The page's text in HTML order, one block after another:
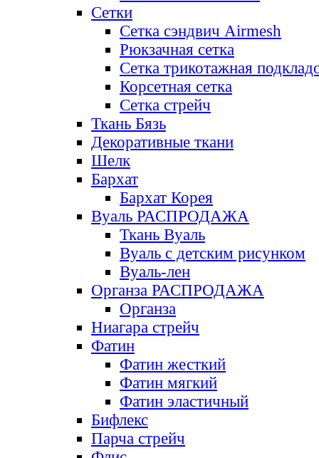
Сетки
Сетка сэндвич Airmesh
Рюкзачная сетка
Сетка трикотажная
Корсетная сетка
Сетка стрейч
Ткань Бязь
Декоративные ткани
Шелк
Бархат
Бархат Корея
Вуаль РАСПРОДАЖА
Ткань Вуаль
Вуаль с детским рисунком
Вуаль-лен
Органза РАСПРОДАЖА
Органза
Ниагара стрейч
Фатин
Фатин жесткий
Фатин мягкий
Фатин элаcтичный
Бифлекс
Парча стрейч